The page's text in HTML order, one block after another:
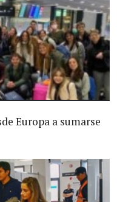
Europa a sumarse